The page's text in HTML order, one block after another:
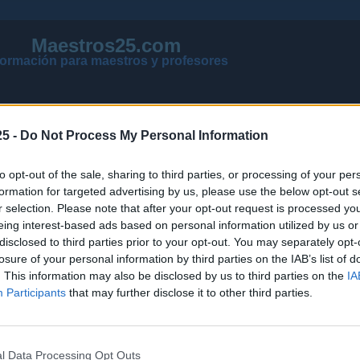
- Do Not Process My Personal Information
opt-out of the sale, sharing to third parties, or processing of your
for targeted advertising by us, please use the below opt-out
selection. Please note that after your opt-out request is processed
interest-based ads based on personal information utilized by us
to third parties prior to your opt-out. You may separately
of your personal information by third parties on the IAB’s list of
This information may also be disclosed by us to third parties on the
Participants that may further disclose it to other third parties.
Data Processing Opt Outs
Maestros25.com
para maestros y profesores
VER MENSAJES NUEVOS DE TODOS LOS FOROS
NOTICIAS ACTUALIZADAS OPOSICIONES 2026
PÁGINA PRINCIPAL DE MAESTROS25